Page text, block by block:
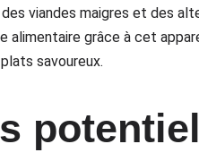
viandes maigres et des
alimentaire grâce à cet
savoureux.